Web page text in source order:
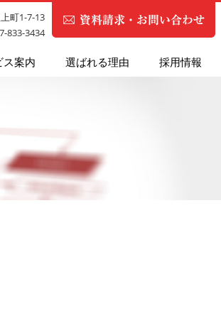
ス案内 選ばれる理由 採用情報
町1-7-13
833-3434